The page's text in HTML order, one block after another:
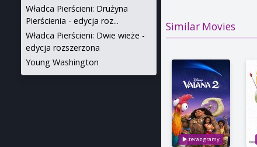
Similar Movies
Władca Pierścieni: Drużyna
Pierścienia - edycja roz...
Władca Pierścieni: Dwie wieże -
edycja rozszerzona
Young Washington